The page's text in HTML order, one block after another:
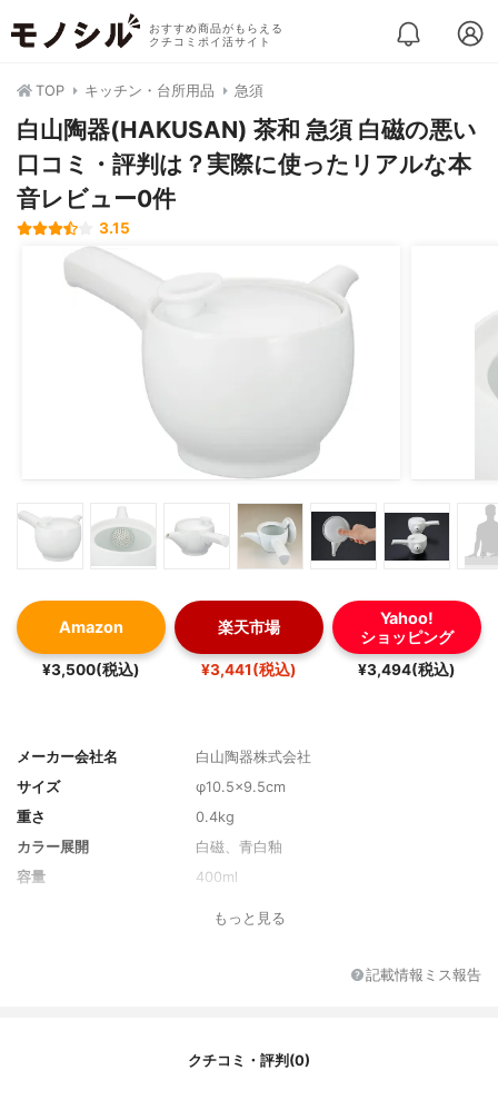
おすすめ商品がもらえる
クチコミポイ活サイト
TOP キッチン・台所用品 急須
白山陶器(HAKUSAN) 茶和 急須 白磁の悪い
口コミ・評判は？実際に使ったリアルな本
音レビュー0件
3.15
Amazon
¥3,500(税込)
楽天市場
¥3,441(税込)
Yahoo!
ショッピング
¥3,494(税込)
メーカー会社名
白山陶器株式会社
サイズ
φ10.5×9.5cm
重さ
0.4kg
カラー展開
白磁、青白釉
容量
400ml
有（取り外し不可）
もっと見る
記載情報ミス報告
クチコミ・評判(0)